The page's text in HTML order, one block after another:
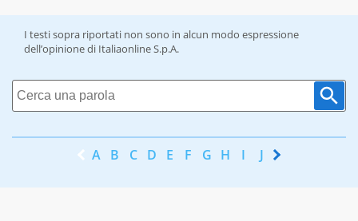
I testi sopra riportati non sono in alcun modo espressione
dell’opinione di Italiaonline S.p.A.
A B C D E F G H I J K